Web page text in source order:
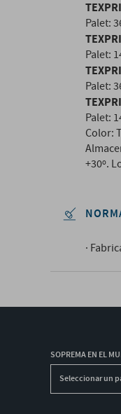
Palet:
Palet:
Palet:
Palet:
Color:
+30º.
·
SOPREMA EN EL
Seleccionar un